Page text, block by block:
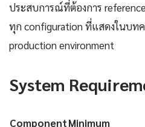
ประสบการณ์ที่ต้องการ
ทุก configuration ที่แสดงในบท
production environment
System
ComponentMinimum